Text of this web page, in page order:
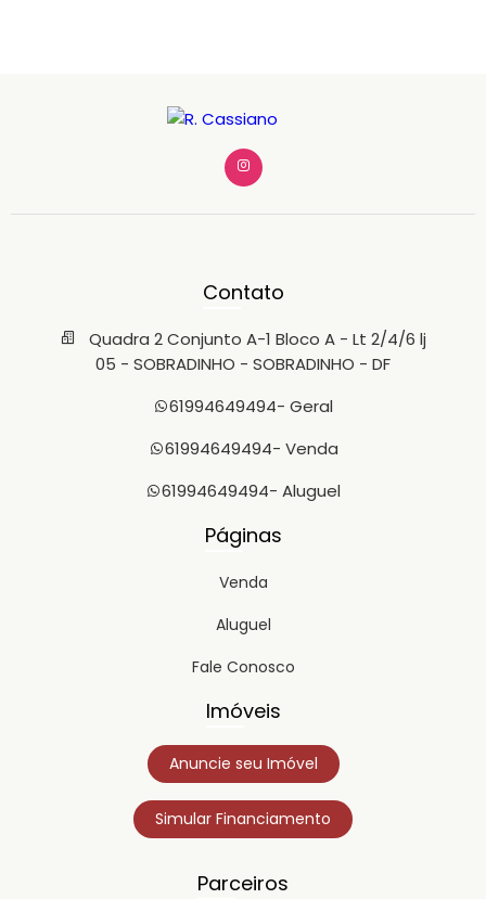
Contato
Quadra 2 Conjunto A-1 Bloco A - Lt 2/4/6 lj
05 - SOBRADINHO - SOBRADINHO - DF
61994649494- Geral
61994649494- Venda
61994649494- Aluguel
Páginas
Venda
Aluguel
Fale Conosco
Imóveis
Anuncie seu Imóvel
Simular Financiamento
Parceiros